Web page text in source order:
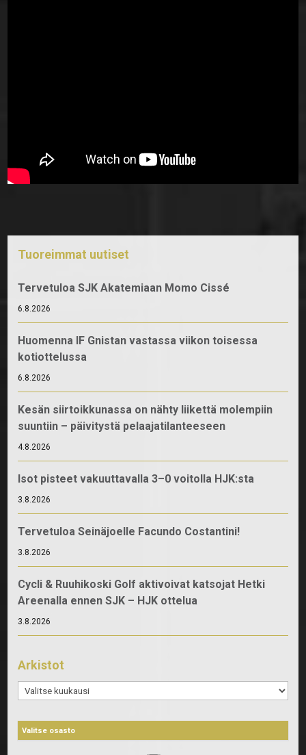
Tuoreimmat uutiset
Tervetuloa SJK Akatemiaan Momo Cissé
6.8.2026
Huomenna IF Gnistan vastassa viikon toisessa
kotiottelussa
6.8.2026
Kesän siirtoikkunassa on nähty liikettä molempiin
suuntiin – päivitystä pelaajatilanteeseen
4.8.2026
Isot pisteet vakuuttavalla 3–0 voitolla HJK:sta
3.8.2026
Tervetuloa Seinäjoelle Facundo Costantini!
3.8.2026
Cycli & Ruuhikoski Golf aktivoivat katsojat Hetki
Areenalla ennen SJK – HJK ottelua
3.8.2026
Arkistot
Arkistot